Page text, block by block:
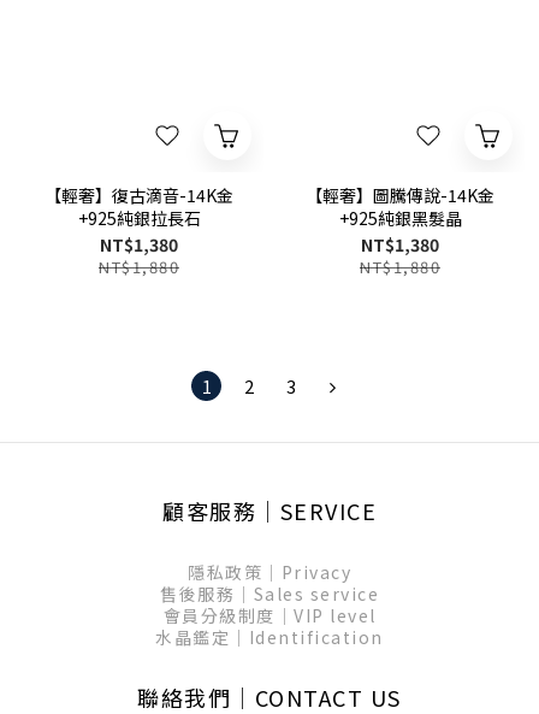
【輕奢】復古滴音-14K金
+925純銀拉長石
NT$1,380
NT$1,880
【輕奢】圖騰傳說-14K金
+925純銀黑髮晶
NT$1,380
NT$1,880
1 2 3
顧客服務│SERVICE
隱私政策│Privacy
售後服務│Sales service
會員分級制度│VIP level
水晶鑑定│Identification
聯絡我們│CONTACT US